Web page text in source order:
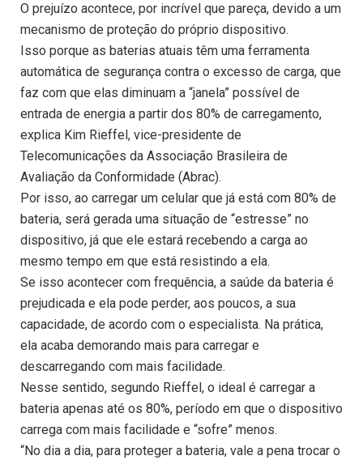
O prejuízo acontece, por incrível que pareça, devido a um
mecanismo de proteção do próprio dispositivo.
Isso porque as baterias atuais têm uma ferramenta
automática de segurança contra o excesso de carga, que
faz com que elas diminuam a “janela” possível de
entrada de energia a partir dos 80% de carregamento,
explica Kim Rieffel, vice-presidente de
Telecomunicações da Associação Brasileira de
Avaliação da Conformidade (Abrac).
Por isso, ao carregar um celular que já está com 80% de
bateria, será gerada uma situação de “estresse” no
dispositivo, já que ele estará recebendo a carga ao
mesmo tempo em que está resistindo a ela.
Se isso acontecer com frequência, a saúde da bateria é
prejudicada e ela pode perder, aos poucos, a sua
capacidade, de acordo com o especialista. Na prática,
ela acaba demorando mais para carregar e
descarregando com mais facilidade.
Nesse sentido, segundo Rieffel, o ideal é carregar a
bateria apenas até os 80%, período em que o dispositivo
carrega com mais facilidade e “sofre” menos.
“No dia a dia, para proteger a bateria, vale a pena trocar o